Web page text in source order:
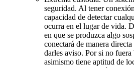
seguridad. Al tener
capacidad de detectar
ocurra en el lugar de vida.
en que se produzca algo
conectará de manera
darles aviso. Por si no fuera
asimismo tiene aptitud de